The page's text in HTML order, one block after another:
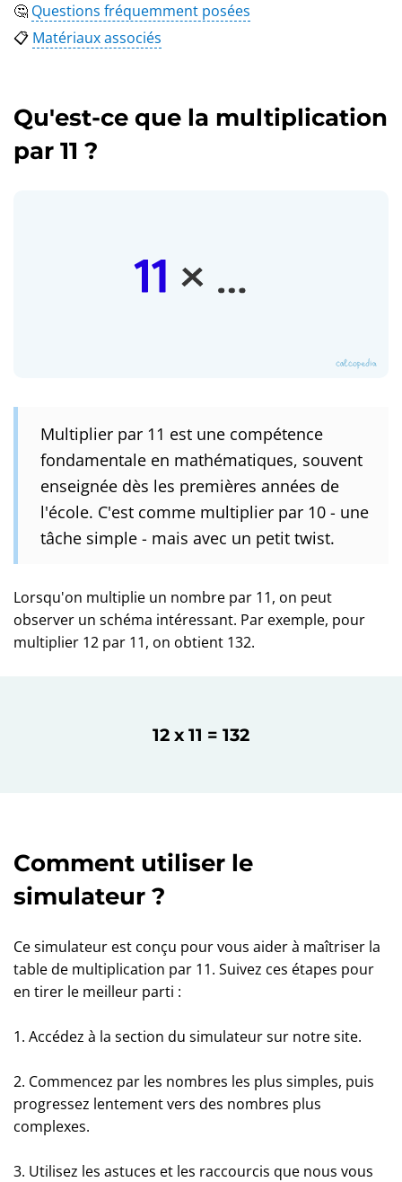
🤔 Questions fréquemment posées
📋 Matériaux associés
Qu'est-ce que la multiplication
par 11 ?
Multiplier par 11 est une compétence
fondamentale en mathématiques, souvent
enseignée dès les premières années de
l'école. C'est comme multiplier par 10 - une
tâche simple - mais avec un petit twist.
Lorsqu'on multiplie un nombre par 11, on peut
observer un schéma intéressant. Par exemple, pour
multiplier 12 par 11, on obtient 132.
12 x 11 = 132
Comment utiliser le
simulateur ?
Ce simulateur est conçu pour vous aider à maîtriser la
table de multiplication par 11. Suivez ces étapes pour
en tirer le meilleur parti :
1. Accédez à la section du simulateur sur notre site.
2. Commencez par les nombres les plus simples, puis
progressez lentement vers des nombres plus
complexes.
3. Utilisez les astuces et les raccourcis que nous vous